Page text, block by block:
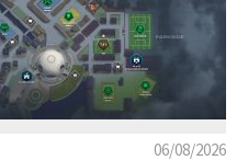
06/08/2026